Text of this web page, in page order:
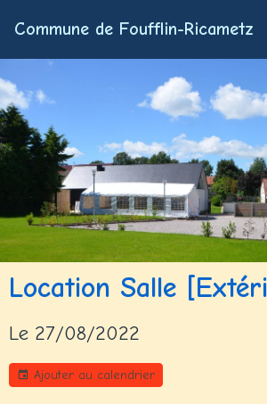
Commune de Foufflin-Ricametz
Location Salle
Le 27/08/2022
Ajouter au calendrier